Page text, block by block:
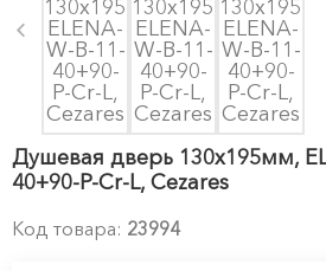
Душевая дверь 130х195мм,
40+90-P-Cr-L, Cezares
Код товара: 23994